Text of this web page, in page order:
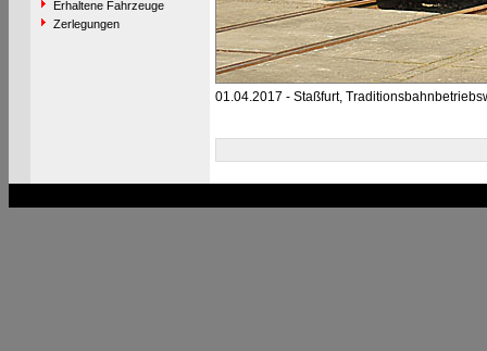
Erhaltene Fahrzeuge
Zerlegungen
01.04.2017 - Staßfurt,